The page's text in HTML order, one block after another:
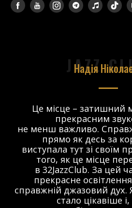
JAZZ
Надія
Це місце – затишний
прекрасним
не менш важливо.
прямо як десь за
виступала тут зі своїм
того, як це місце
в 32JazzClub. За цей
прекрасне
справжній джазовий
стало цікавіше